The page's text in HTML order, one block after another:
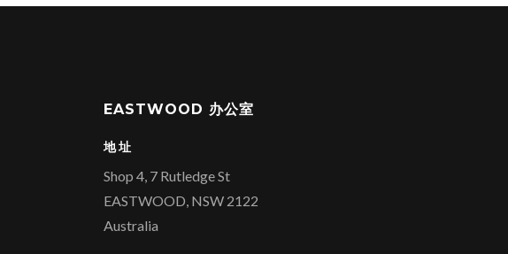
EASTWOOD 办公室
地址
Shop 4, 7 Rutledge St
EASTWOOD, NSW 2122
Australia